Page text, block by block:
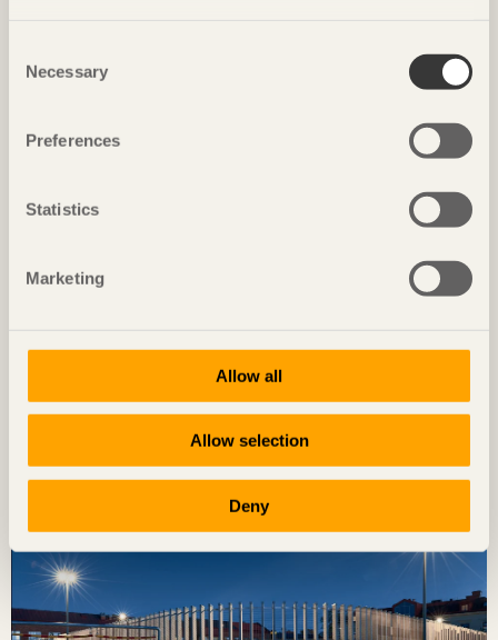
Selection
Necessary
Preferences
Statistics
Marketing
Allow all
Allow selection
Deny
Foto: Björn Lofterud
Diskret placerat experiment
på Lisö, Sverige avIn Praise of Shadows
Foto: Mads Frederik Christensen